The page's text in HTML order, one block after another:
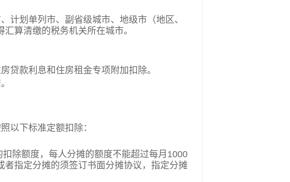
划单列市、副省级城市、地级市（地区、
算清缴的税务机关所在城市。
贷款利息和住房租金专项附加扣除。
以下标准定额扣除：
除额度，每人分摊的额度不能超过每月1000
指定分摊的须签订书面分摊协议，指定分摊